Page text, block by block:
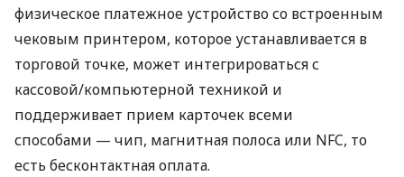
физическое платежное устройство со встроенным
чековым принтером, которое устанавливается в
торговой точке, может интегрироваться с
кассовой/компьютерной техникой и
поддерживает прием карточек всеми
способами — чип, магнитная полоса или NFC, то
есть бесконтактная оплата.